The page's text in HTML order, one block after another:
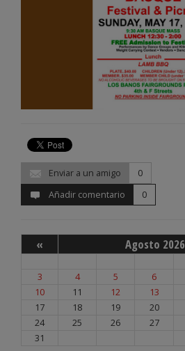
Enviar a un amigo
0
Añadir comentario
0
« Agosto 2026
3
4 5 6
10
11 12 13
17
18 19 20
24
25 26 27
31